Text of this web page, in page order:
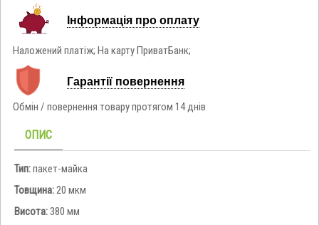
Інформація про оплату
Наложений платіж; На карту ПриватБанк;
Гарантії повернення
Обмін / повернення товару протягом 14 днів
ОПИС
Тип:пакет-майка
Товщина: 20 мкм
Висота:380 мм